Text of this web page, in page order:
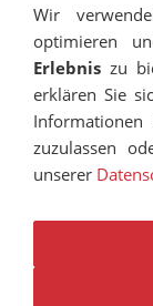
COOKIES
Wir
optimieren
Erlebnis zu
erklären Sie
zuzulassen
unserer